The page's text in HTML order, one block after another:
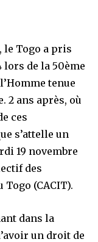
le Togo a pris
lors de la 50ème
tenue
2 ans après, où
ces
s’attelle un
19 novembre
des
(CACIT).
dans la
un droit de